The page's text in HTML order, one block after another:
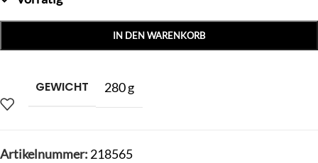
IN DEN WARENKORB
GEWICHT 280 g
Artikelnummer: 218565